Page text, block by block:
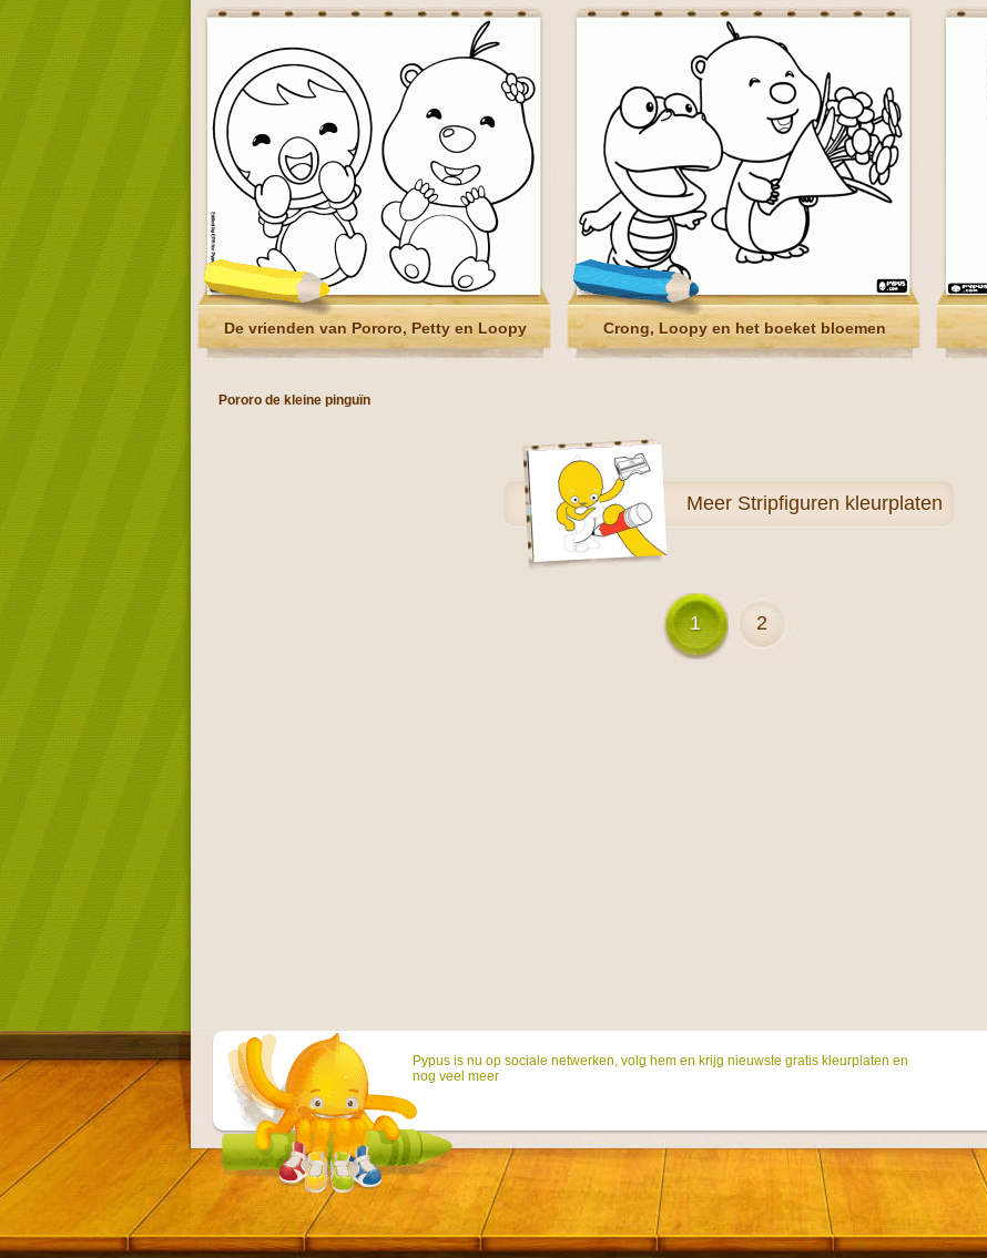
De vrienden van Pororo, Petty en Loopy Crong, Loopy en het boeket bloemen
Pororo de kleine pinguïn
Meer Stripfiguren kleurplaten
1 2
Pypus is nu op sociale netwerken, volg hem en krijg nieuwste gratis kleurplaten en
nog veel meer